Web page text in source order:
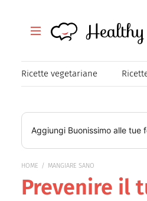
Healthy
Healthy
Ricette vegetariane
Tutte le ricette
Magazine
Mangiare Sano
Aggiungi Buonissimo alle tue
HOME MANGIARE SANO
Prevenire il